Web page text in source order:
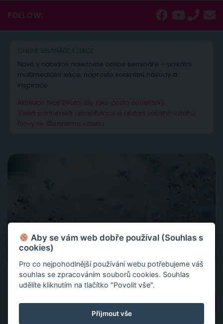
FOLLOW:
ONLINE SEMINÁŘE A LEKCE
Nově v nabídce naleznete online semináře – unikátní
multimediální lekce, naprosto konkrétní návody a
inspirace.
Aktivace tvojí životní síly jako cesta sebelásky
Velká partnerská rekapitulace a restart vašeho vztahu
Slovy ke šťastnému vztahu
Aby se vám web dobře používal (Souhlas s
cookies)
Pro co nejpohodlnější používání webu potřebujeme váš
souhlas se zpracováním souborů cookies. Souhlas
udělíte kliknutím na tlačítko "Povolit vše".
Přijmout vše